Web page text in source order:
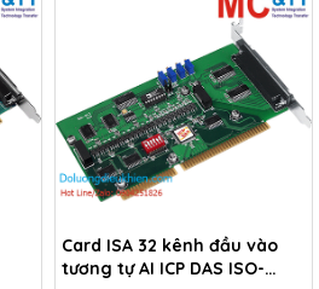
Card ISA 32 kênh đầu vào
tương tự AI ICP DAS ISO-